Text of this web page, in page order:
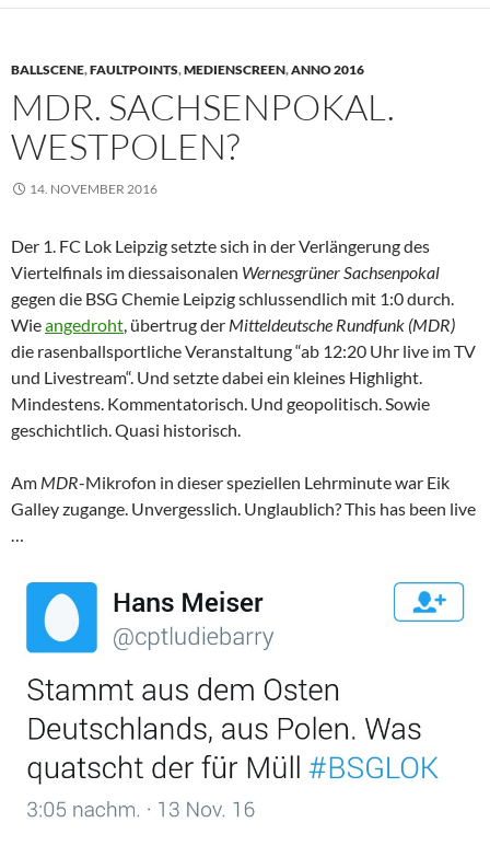
BALLSCENE,FAULTPOINTS,MEDIENSCREEN,ANNO 2016
MDR. SACHSENPOKAL.
WESTPOLEN?
14. NOVEMBER 2016
Der 1. FC Lok Leipzig setzte sich in der Verlängerung des
Viertelfinals im diessaisonalen Wernesgrüner Sachsenpokal
gegen die BSG Chemie Leipzig schlussendlich mit 1:0 durch.
Wieangedroht , übertrug der Mitteldeutsche Rundfunk (MDR)
die rasenballsportliche Veranstaltung “ab 12:20 Uhr live im TV
und Livestream“. Und setzte dabei ein kleines Highlight.
Mindestens. Kommentatorisch. Und geopolitisch. Sowie
geschichtlich. Quasi historisch.
Am MDR-Mikrofon in dieser speziellen Lehrminute war Eik
Galley zugange. Unvergesslich. Unglaublich? This has been live